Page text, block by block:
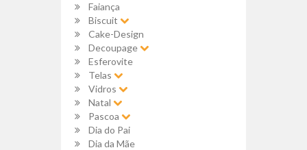
Faiança
Biscuit
Cake-Design
Decoupage
Esferovite
Telas
Vidros
Natal
Pascoa
Dia do Pai
Dia da Mãe